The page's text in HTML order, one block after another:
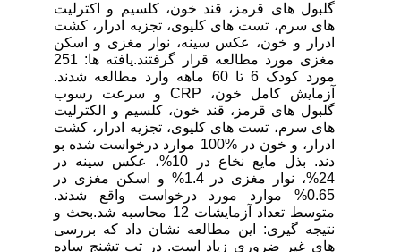
گلبول های قرمز، قند خون، کلسیم و اکترلیت
های سرم، تست های کلیوی، تجزیه ادرار، کشت
ادرار و خون، عکس سینه، نوار مغزی و اسکن
مغزی مورد مطالعه قرار گرفتند.یافته ها: 251
مورد کودک 6 تا 60 ماهه وارد مطالعه شدند.
آزمایش کامل خون، CRP و سرعت رسوب
گلبول های قرمز، قند خون، کلسیم و الکترلیت
های سرم، تست های کلیوی، تجزیه ادرار، کشت
ادرار، و خون در %100 موارد درخواست شده بو
دند. بذل مایع نخاع در 10%، عکس سینه در
24%، نوار مغزی در 1.4% و اسکن مغزی در
0.65% موارد مورد درخواست واقع شدند.
متوسط تعداد آزمایشات 12 محاسبه شد.بحث و
نتیجه گیری: این مطالعه نشان داد که بررسی
های غیر ضروری زیاد است. در تب تشنج ساده